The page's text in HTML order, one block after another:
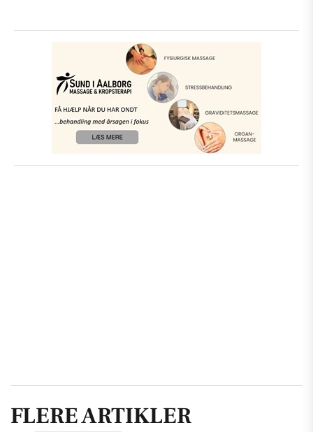
FLERE ARTIKLER